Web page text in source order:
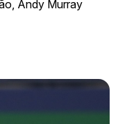
Andy Murray